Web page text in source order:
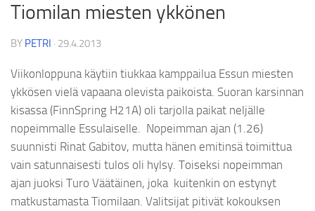
Tiomilan miesten ykkönen
BY PETRI · 29.4.2013
Viikonloppuna käytiin tiukkaa kamppailua Essun miesten
ykkösen vielä vapaana olevista paikoista. Suoran karsinnan
kisassa (FinnSpring H21A) oli tarjolla paikat neljälle
nopeimmalle Essulaiselle. Nopeimman ajan (1.26)
suunnisti Rinat Gabitov, mutta hänen emitinsä toimittua
vain satunnaisesti tulos oli hylsy. Toiseksi nopeimman
ajan juoksi Turo Väätäinen, joka kuitenkin on estynyt
matkustamasta Tiomilaan. Valitsijat pitivät kokouksen